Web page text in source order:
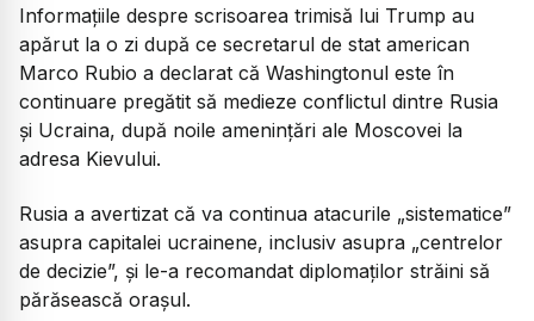
Informațiile despre scrisoarea trimisă lui Trump au
apărut la o zi după ce secretarul de stat american
Marco Rubio a declarat că Washingtonul este în
continuare pregătit să medieze conflictul dintre Rusia
și Ucraina, după noile amenințări ale Moscovei la
adresa Kievului.
Rusia a avertizat că va continua atacurile „sistematice”
asupra capitalei ucrainene, inclusiv asupra „centrelor
de decizie”, și le-a recomandat diplomaților străini să
părăsească orașul.